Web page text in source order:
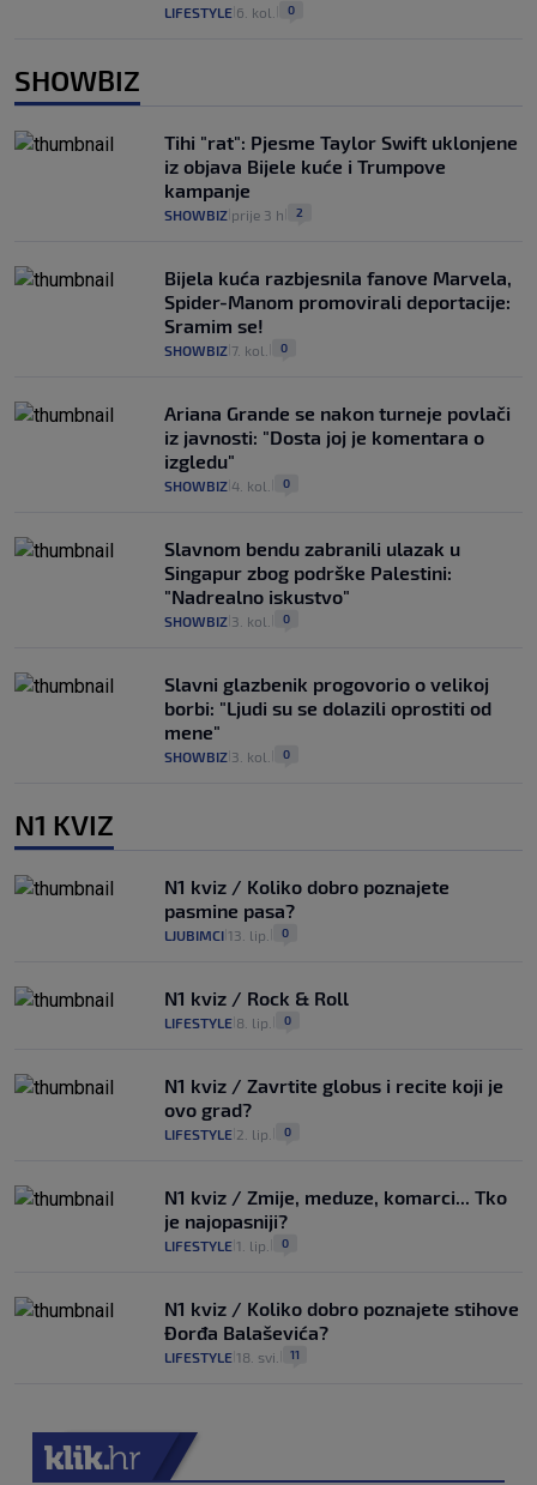
LIFESTYLE 6. kol. 0
SHOWBIZ
Tihi "rat": Pjesme Taylor Swift uklonjene
iz objava Bijele kuće i Trumpove
kampanje
SHOWBIZ prije 3 h 2
Bijela kuća razbjesnila fanove Marvela,
Spider-Manom promovirali deportacije:
Sramim se!
SHOWBIZ 7. kol. 0
Ariana Grande se nakon turneje povlači
iz javnosti: "Dosta joj je komentara o
izgledu"
SHOWBIZ 4. kol. 0
Slavnom bendu zabranili ulazak u
Singapur zbog podrške Palestini:
"Nadrealno iskustvo"
SHOWBIZ 3. kol. 0
Slavni glazbenik progovorio o velikoj
borbi: "Ljudi su se dolazili oprostiti od
mene"
SHOWBIZ 3. kol. 0
N1 KVIZ
N1 kviz / Koliko dobro poznajete
pasmine pasa?
LJUBIMCI 13. lip. 0
N1 kviz / Rock & Roll
LIFESTYLE 8. lip. 0
N1 kviz / Zavrtite globus i recite koji je
ovo grad?
LIFESTYLE 2. lip. 0
N1 kviz / Zmije, meduze, komarci... Tko
je najopasniji?
LIFESTYLE 1. lip. 0
N1 kviz / Koliko dobro poznajete stihove
Đorđa Balaševića?
LIFESTYLE 18. svi. 11